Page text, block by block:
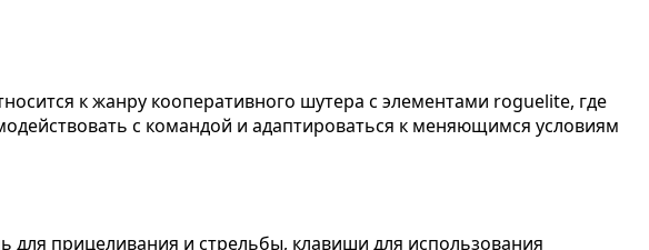
к жанру кооперативного шутера с элементами roguelite, где
с командой и адаптироваться к меняющимся условиям
для прицеливания и стрельбы, клавиши для использования